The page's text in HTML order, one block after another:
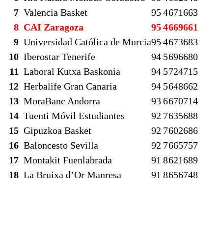
7 Valencia Basket 954671663
8 CAI Zaragoza 954669661
9 Universidad Católica de Murcia954673683
10 Iberostar Tenerife 94 5696680
11 Laboral Kutxa Baskonia 94 5724715
12 Herbalife Gran Canaria 94 5648662
13 MoraBanc Andorra 936670714
14 Tuenti Móvil Estudiantes 92 7635688
15 Gipuzkoa Basket 92 7602686
16 Baloncesto Sevilla 92 7665757
17 Montakit Fuenlabrada 91 8621689
18 La Bruixa d’Or Manresa 91 8656748